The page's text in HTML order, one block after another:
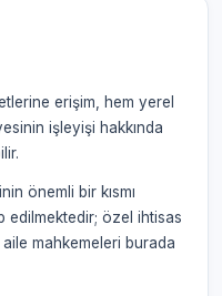
erişim, hem yerel
işleyişi hakkında
önemli bir kısmı
edilmektedir; özel ihtisas
mahkemeleri burada